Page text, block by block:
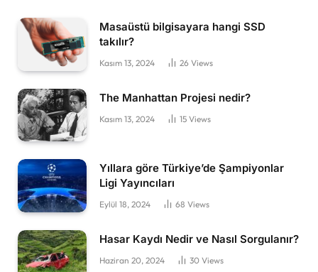
Masaüstü bilgisayara hangi SSD
takılır?
Kasım 13, 2024 26 Views
The Manhattan Projesi nedir?
Kasım 13, 2024 15 Views
Yıllara göre Türkiye’de Şampiyonlar
Ligi Yayıncıları
Eylül 18, 2024 68 Views
Hasar Kaydı Nedir ve Nasıl Sorgulanır?
Haziran 20, 2024 30 Views